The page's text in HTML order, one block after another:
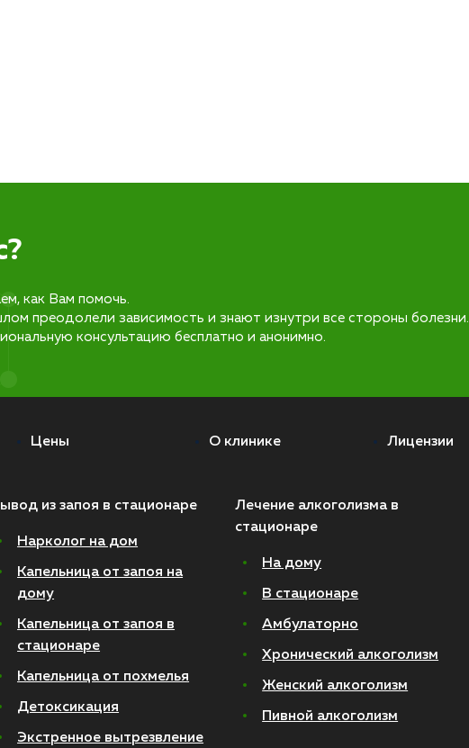
как Вам помочь.
преодолели зависимость и знают изнутри все стороны болезни.
консультацию бесплатно и анонимно.
Цены О клинике Лицензии
из запоя в стационаре
Нарколог на дом
Капельница от запоя на
дому
Капельница от запоя в
стационаре
Капельница от похмелья
Детоксикация
Экстренное вытрезвление
Лечение алкоголизма в
стационаре
На дому
В стационаре
Амбулаторно
Хронический алкоголизм
Женский алкоголизм
Пивной алкоголизм